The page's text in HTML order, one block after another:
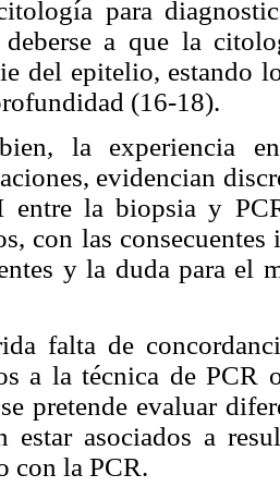
para
deberse a que la
del epitelio, estando
(16-18).
la experiencia
evidencian
entre la biopsia y
con las
y la duda para el
falta de
a la técnica de
pretende evaluar
estar asociados a
con la PCR.